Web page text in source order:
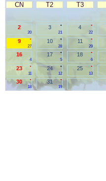
CN T2 T3
2
20
.
3
21
.
4
22
.
9
27
.
10
28
.
11
29
16
4
.
17
5
.
18
6
.
23
11
.
24
12
.
25
13
.
30
18
.
31
19